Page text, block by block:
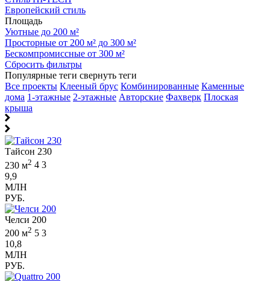
Европейский стиль
Площадь
Уютные до 200 м²
Просторные от 200 м² до 300 м²
Бескомпромиссные от 300 м²
Сбросить фильтры
Популярные теги свернуть теги
Все проекты Клееный брус Комбинированные Каменные
дома 1-этажные 2-этажные Авторские Фахверк Плоская
крыша
Тайсон 230
230 м2 4 3
9,9
МЛН
РУБ.
Челси 200
200 м2 5 3
10,8
МЛН
РУБ.